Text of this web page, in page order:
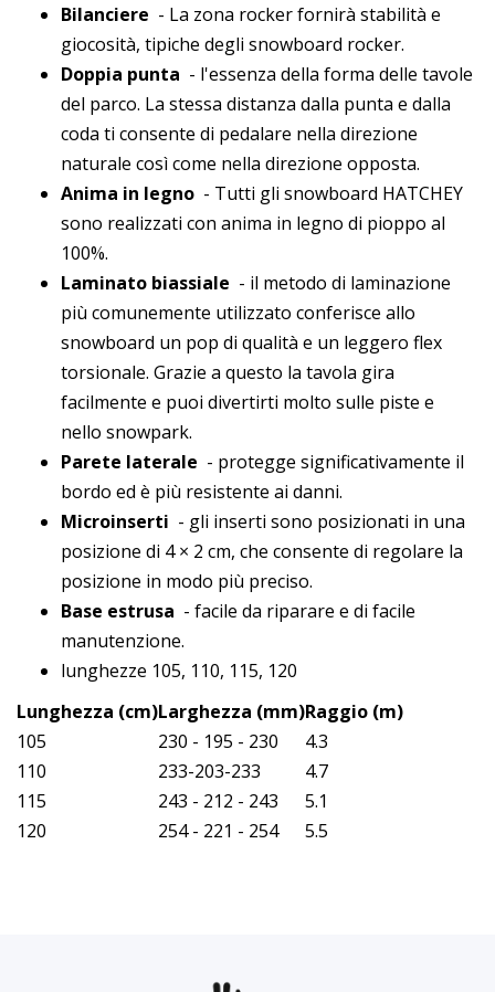
Bilanciere - La zona rocker fornirà stabilità e
giocosità, tipiche degli snowboard rocker.
Doppia punta - l'essenza della forma delle tavole
del parco. La stessa distanza dalla punta e dalla
coda ti consente di pedalare nella direzione
naturale così come nella direzione opposta.
Anima in legno - Tutti gli snowboard HATCHEY
sono realizzati con anima in legno di pioppo al
100%.
Laminato biassiale - il metodo di laminazione
più comunemente utilizzato conferisce allo
snowboard un pop di qualità e un leggero flex
torsionale. Grazie a questo la tavola gira
facilmente e puoi divertirti molto sulle piste e
nello snowpark.
Parete laterale - protegge significativamente il
bordo ed è più resistente ai danni.
Microinserti - gli inserti sono posizionati in una
posizione di 4 × 2 cm, che consente di regolare la
posizione in modo più preciso.
Base estrusa - facile da riparare e di facile
manutenzione.
lunghezze 105, 110, 115, 120
Lunghezza (cm)Larghezza (mm)Raggio (m)
105
230 - 195 - 230
4.3
110
233-203-233
4.7
115
243 - 212 - 243
5.1
120
254 - 221 - 254 5.5